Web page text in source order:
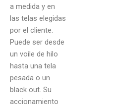
a medida y en
las telas elegidas
por el cliente.
Puede ser desde
un voile de hilo
hasta una tela
pesada o un
black out. Su
accionamiento